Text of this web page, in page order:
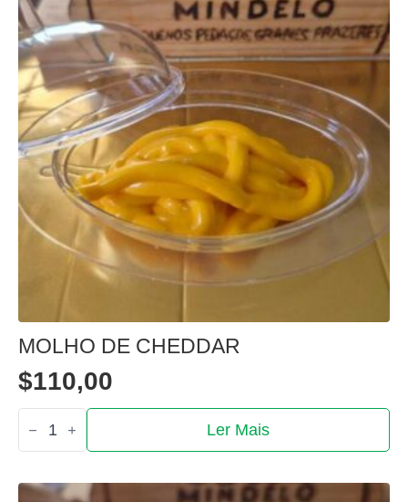
MOLHO DE CHEDDAR
$110,00
Quantidade
de
Molho
cheddar
Ler Mais